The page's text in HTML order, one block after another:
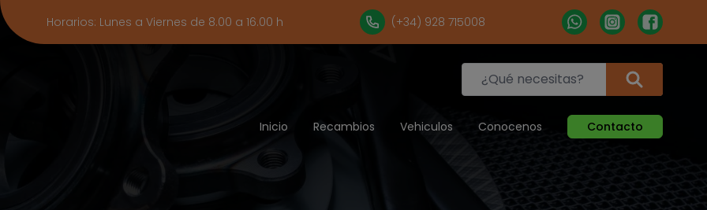
Horarios: Lunes a Viernes de 8.00 a 16.00 h (+34) 928 715008
Inicio Recambios Vehiculos Conocenos Contacto